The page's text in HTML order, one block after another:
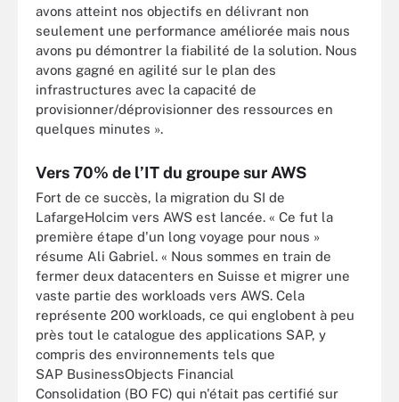
avons atteint nos objectifs en délivrant non
seulement une performance améliorée mais nous
avons pu démontrer la fiabilité de la solution. Nous
avons gagné en agilité sur le plan des
infrastructures avec la capacité de
provisionner/déprovisionner des ressources en
quelques minutes ».
Vers 70% de l’IT du groupe sur AWS
Fort de ce succès, la migration du SI de
LafargeHolcim vers AWS est lancée. « Ce fut la
première étape d'un long voyage pour nous »
résume Ali Gabriel. « Nous sommes en train de
fermer deux datacenters en Suisse et migrer une
vaste partie des workloads vers AWS. Cela
représente 200 workloads, ce qui englobent à peu
près tout le catalogue des applications SAP, y
compris des environnements tels que
SAP BusinessObjects Financial
Consolidation (BO FC) qui n'était pas certifié sur